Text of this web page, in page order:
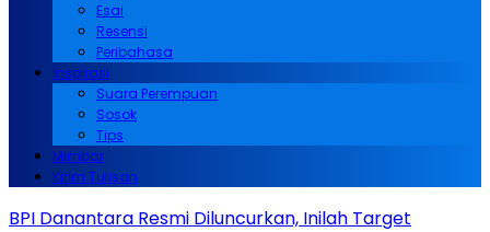
Esai
Resensi
Peribahasa
Inspirasi
Suara Perempuan
Sosok
Tips
Mimbar
Kirim Tulisan
BPI Danantara Resmi Diluncurkan, Inilah Target